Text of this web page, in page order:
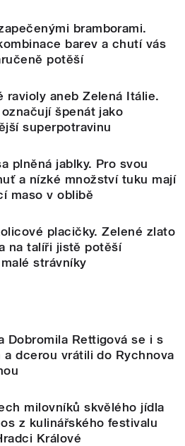
bramborami.
barev a chutí vás
potěší
ravioly aneb Zelená Itálie.
špenát jako
superpotravinu
plněná jablky. Pro svou
a nízké množství tuku mají
maso v oblibě
placičky. Zelené zlato
na talíři jistě potěší
strávníky
Dobromila Rettigová se i s
a dcerou vrátili do Rychnova
milovníků skvělého jídla
z kulinářského festivalu
Králové